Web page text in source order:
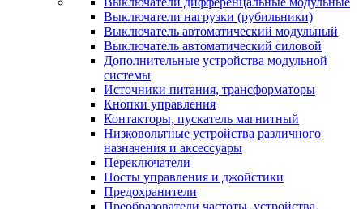
Выключатели нагрузки (рубильники)
Выключатель автоматический модульный
Выключатель автоматический силовой
Дополнительные устройства модульной
системы
Источники питания, трансформаторы
Кнопки управления
Контакторы, пускатель магнитный
Низковольтные устройства различного
назначения и аксессуары
Переключатели
Посты управления и джойстики
Предохранители
Преобразователи частоты, устройства